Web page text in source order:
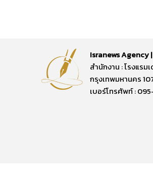
Isranews Agency
สำนักงาน : โรงแร
กรุงเทพมหานคร
เบอร์โทรศัพท์ :